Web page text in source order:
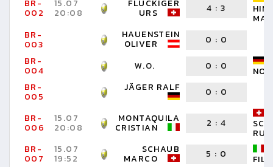
BR-
002
15.07
20:08
FLÜCKIGER
URS 4 :3
BR-
003
HAUENSTEIN
OLIVER 0 : 0
BR-
004 W.O. 0 : 0
BR-
005
JÄGER RALF 0 : 0
BR-
006
15.07
20:08
MONTAQUILA
CRISTIAN 2 : 4
BR-
007
15.07
19:52
SCHAUB
MARCO 5 : 0